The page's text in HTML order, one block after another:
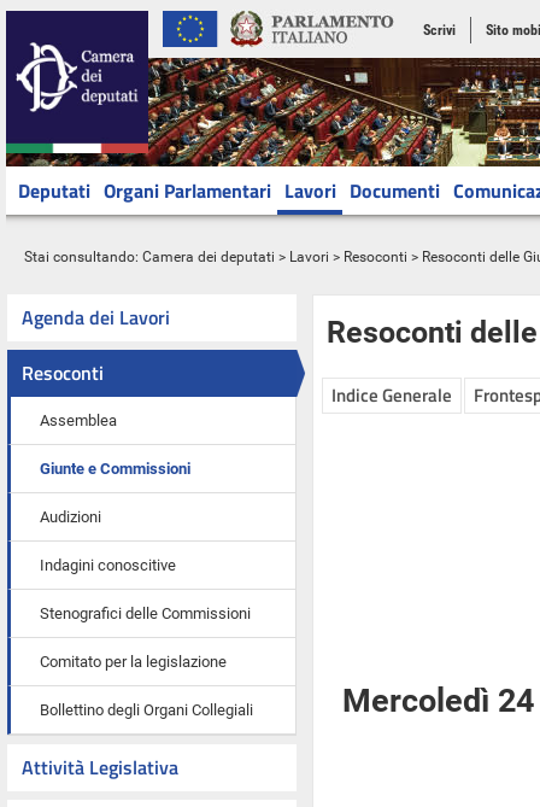
Scrivi Sito
Deputati Organi Parlamentari Lavori Documenti
Stai consultando: Camera dei deputati > Lavori > Resoconti > Resoconti delle
Agenda dei Lavori
Resoconti
Assemblea
Giunte e Commissioni
Audizioni
Indagini conoscitive
Stenografici delle Commissioni
Comitato per la legislazione
Bollettino degli Organi Collegiali
Attività Legislativa
Resoconti
Indice Generale
Mercoledì